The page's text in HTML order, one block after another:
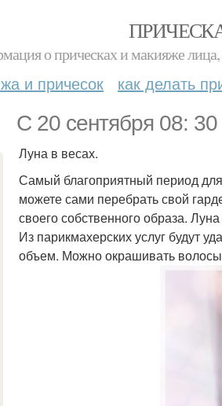
о прическах и макияже
и причесок как делать
С 20 сентября 08:
Луна в весах.
Самый благоприятный период
можете сами перебрать свой
своего собственного образа.
Из парикмахерских услуг будут
объем. Можно окрашивать